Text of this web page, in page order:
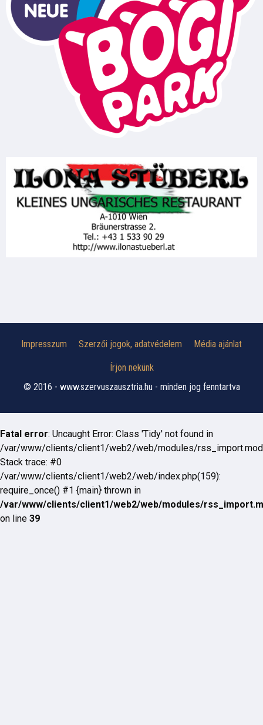
Impresszum Szerzői jogok, adatvédelem Média ajánlat
Írjon nekünk
© 2016 - www.szervuszausztria.hu - minden jog fenntartva
Fatal error: Uncaught Error: Class 'Tidy' not found in
/var/www/clients/client1/web2/web/modules/
Stack trace: #0
/var/www/clients/client1/web2/web/index.php(159):
require_once() #1 {main} thrown in
/var/www/clients/client1/web2/web/modules/
on line 39